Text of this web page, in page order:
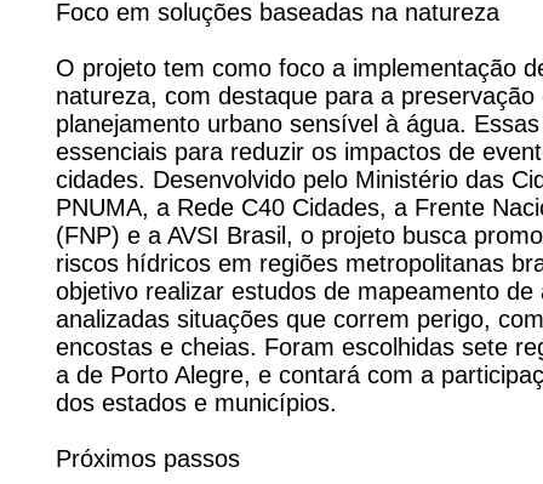
Foco em soluções baseadas na natureza
O projeto tem como foco a implementação
natureza, com destaque para a
planejamento urbano sensível à água.
essenciais para reduzir os impactos de
cidades. Desenvolvido pelo Ministério das
PNUMA, a Rede C40 Cidades, a Frente
(FNP) e a AVSI Brasil, o projeto busca
riscos hídricos em regiões metropolitanas
objetivo realizar estudos de mapeamento
analizadas situações que correm perigo,
encostas e cheias. Foram escolhidas sete
a de Porto Alegre, e contará com a
dos estados e municípios.
Próximos passos